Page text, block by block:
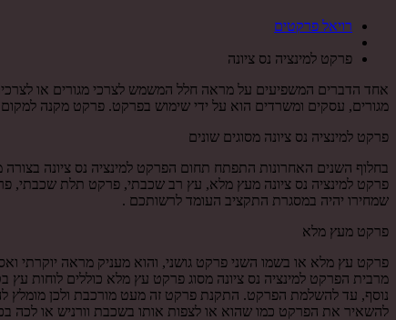
רויאל פרקטים
פרקט למינציה נס ציונה
אחד הדברים המשפיעים על מראה חלל המשמש לצרכי מגורים או
מגורים, עסקים ומשרדים הוא על ידי שימוש בפרקט. פרקט מקנה למקום
פרקט למינציה נס ציונה מסוגים שונים
בחלוף השנים האחרונות התפתח תחום הפרקט למינציה נס ציונה בצורה
פרקט למינציה נס ציונה מעץ מלא, עץ רב שכבתי, פרקט תלת שכבתי,
שמחירו יהיה במסגרת התקציב העומד לרשותכם .
פרקט מעץ מלא
פרקט עץ מלא או בשמו השני פרקט גושני, והוא מעניק מראה יוקרתי
נוסף, עד להשלמת הפרקט. התקנת פרקט זה מעט מורכבת ולכן
להשאיר את הפרקט כמו שהוא או לצפות אותו בשכבת וורניש או לכה